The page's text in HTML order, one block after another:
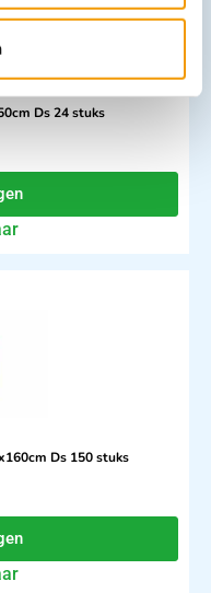
Ds 24 stuks
Ds 150 stuks